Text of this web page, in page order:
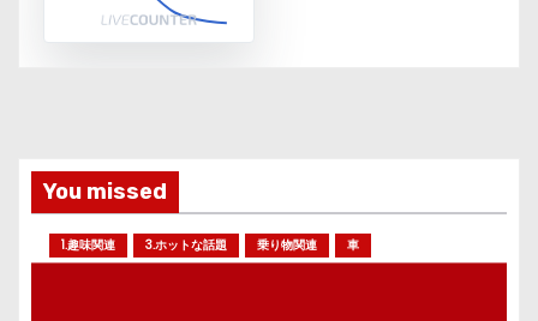
You missed
1.趣味関連 3.ホットな話題 乗り物関連 車